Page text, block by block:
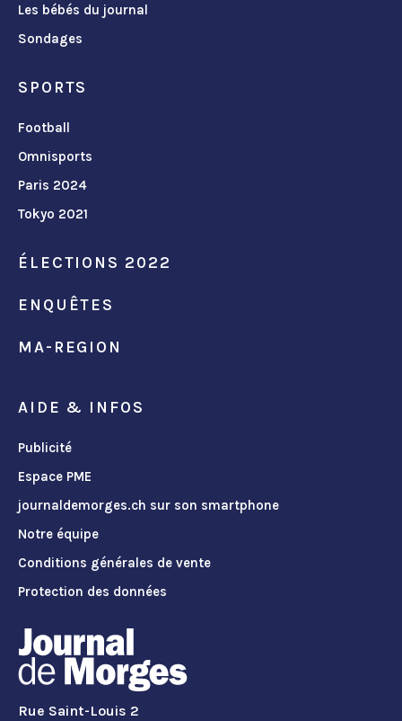
Les bébés du journal
Sondages
SPORTS
Football
Omnisports
Paris 2024
Tokyo 2021
ÉLECTIONS 2022
ENQUÊTES
MA-REGION
AIDE & INFOS
Publicité
Espace PME
journaldemorges.ch sur son smartphone
Notre équipe
Conditions générales de vente
Protection des données
Rue Saint-Louis 2